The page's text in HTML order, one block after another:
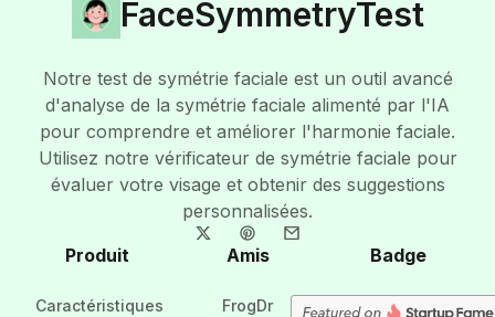
FaceSymmetryTest
Notre test de symétrie faciale est un outil avancé
d'analyse de la symétrie faciale alimenté par l'IA
pour comprendre et améliorer l'harmonie faciale.
Utilisez notre vérificateur de symétrie faciale pour
évaluer votre visage et obtenir des suggestions
personnalisées.
Produit
Caractéristiques
Amis
FrogDr
Badge